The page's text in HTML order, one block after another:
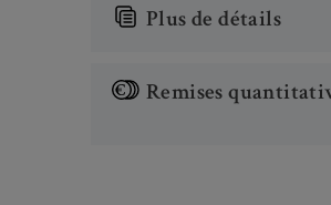
Plus de détails
Remises